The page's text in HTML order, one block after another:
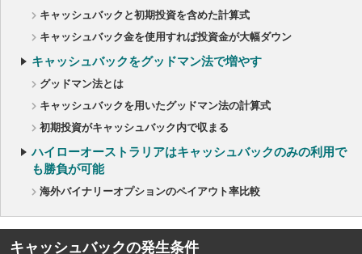
キャッシュバックと初期投資を含めた計算式
キャッシュバック金を使用すれば投資金が大幅ダウン
キャッシュバックをグッドマン法で増やす
グッドマン法とは
キャッシュバックを用いたグッドマン法の計算式
初期投資がキャッシュバック内で収まる
ハイローオーストラリアはキャッシュバックのみの利用で
も勝負が可能
海外バイナリーオプションのペイアウト率比較
キャッシュバックの発生条件